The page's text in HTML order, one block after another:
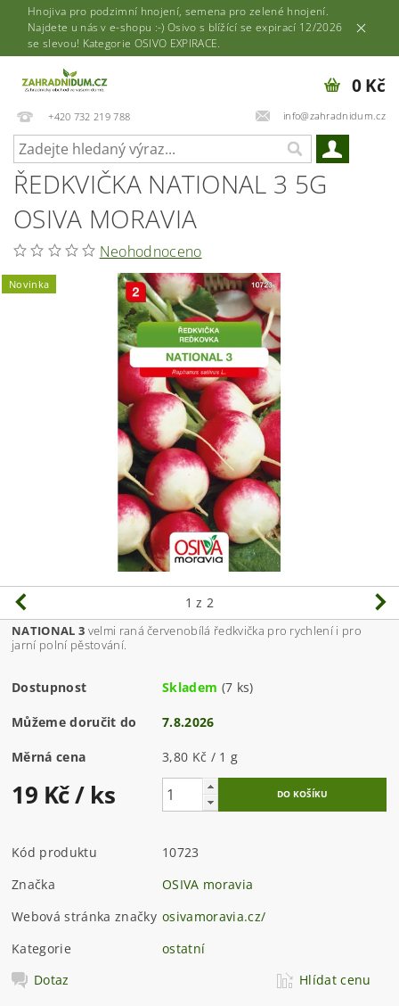
Hnojiva pro podzimní hnojení, semena pro zelené hnojení.
Najdete u nás v e-shopu :-) Osivo s blížící se expirací 12/2026
se slevou! Kategorie OSIVO EXPIRACE.
+420 732 219 788 info@zahradnidum.cz
0 Kč
ŘEDKVIČKA NATIONAL 3 5G
OSIVA MORAVIA
Neohodnoceno
Novinka
1 z 2
NATIONAL 3 velmi raná červenobílá ředkvička pro rychlení i pro
jarní polní pěstování.
Dostupnost Skladem (7 ks)
Můžeme doručit do 7.8.2026
Měrná cena 3,80 Kč / 1 g
19 Kč/ ks
Kód produktu
10723
Značka
OSIVA moravia
Webová stránka značky osivamoravia.cz/
Kategorie
ostatní
Dotaz
Hlídat cenu